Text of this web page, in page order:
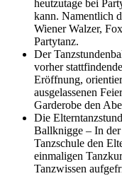
heutzutage bei
kann. Namentlich
Wiener Walzer,
Partytanz.
Der
vorher
Eröffnung,
ausgelassenen
Garderobe den
Die
Ballknigge – In der
Tanzschule den
einmaligen
Tanzwissen